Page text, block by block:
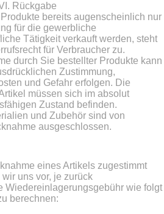
Rückgabe
bereits augenscheinlich nur
für die gewerbliche
Tätigkeit verkauft werden, steht
für Verbraucher zu.
durch Sie bestellter Produkte kann
Zustimmung,
und Gefahr erfolgen. Die
müssen sich im absolut
Zustand befinden.
und Zubehör sind von
ausgeschlossen.
eines Artikels zugestimmt
wir uns vor, je zurück
Wiedereinlagerungsgebühr wie folgt
berechnen: